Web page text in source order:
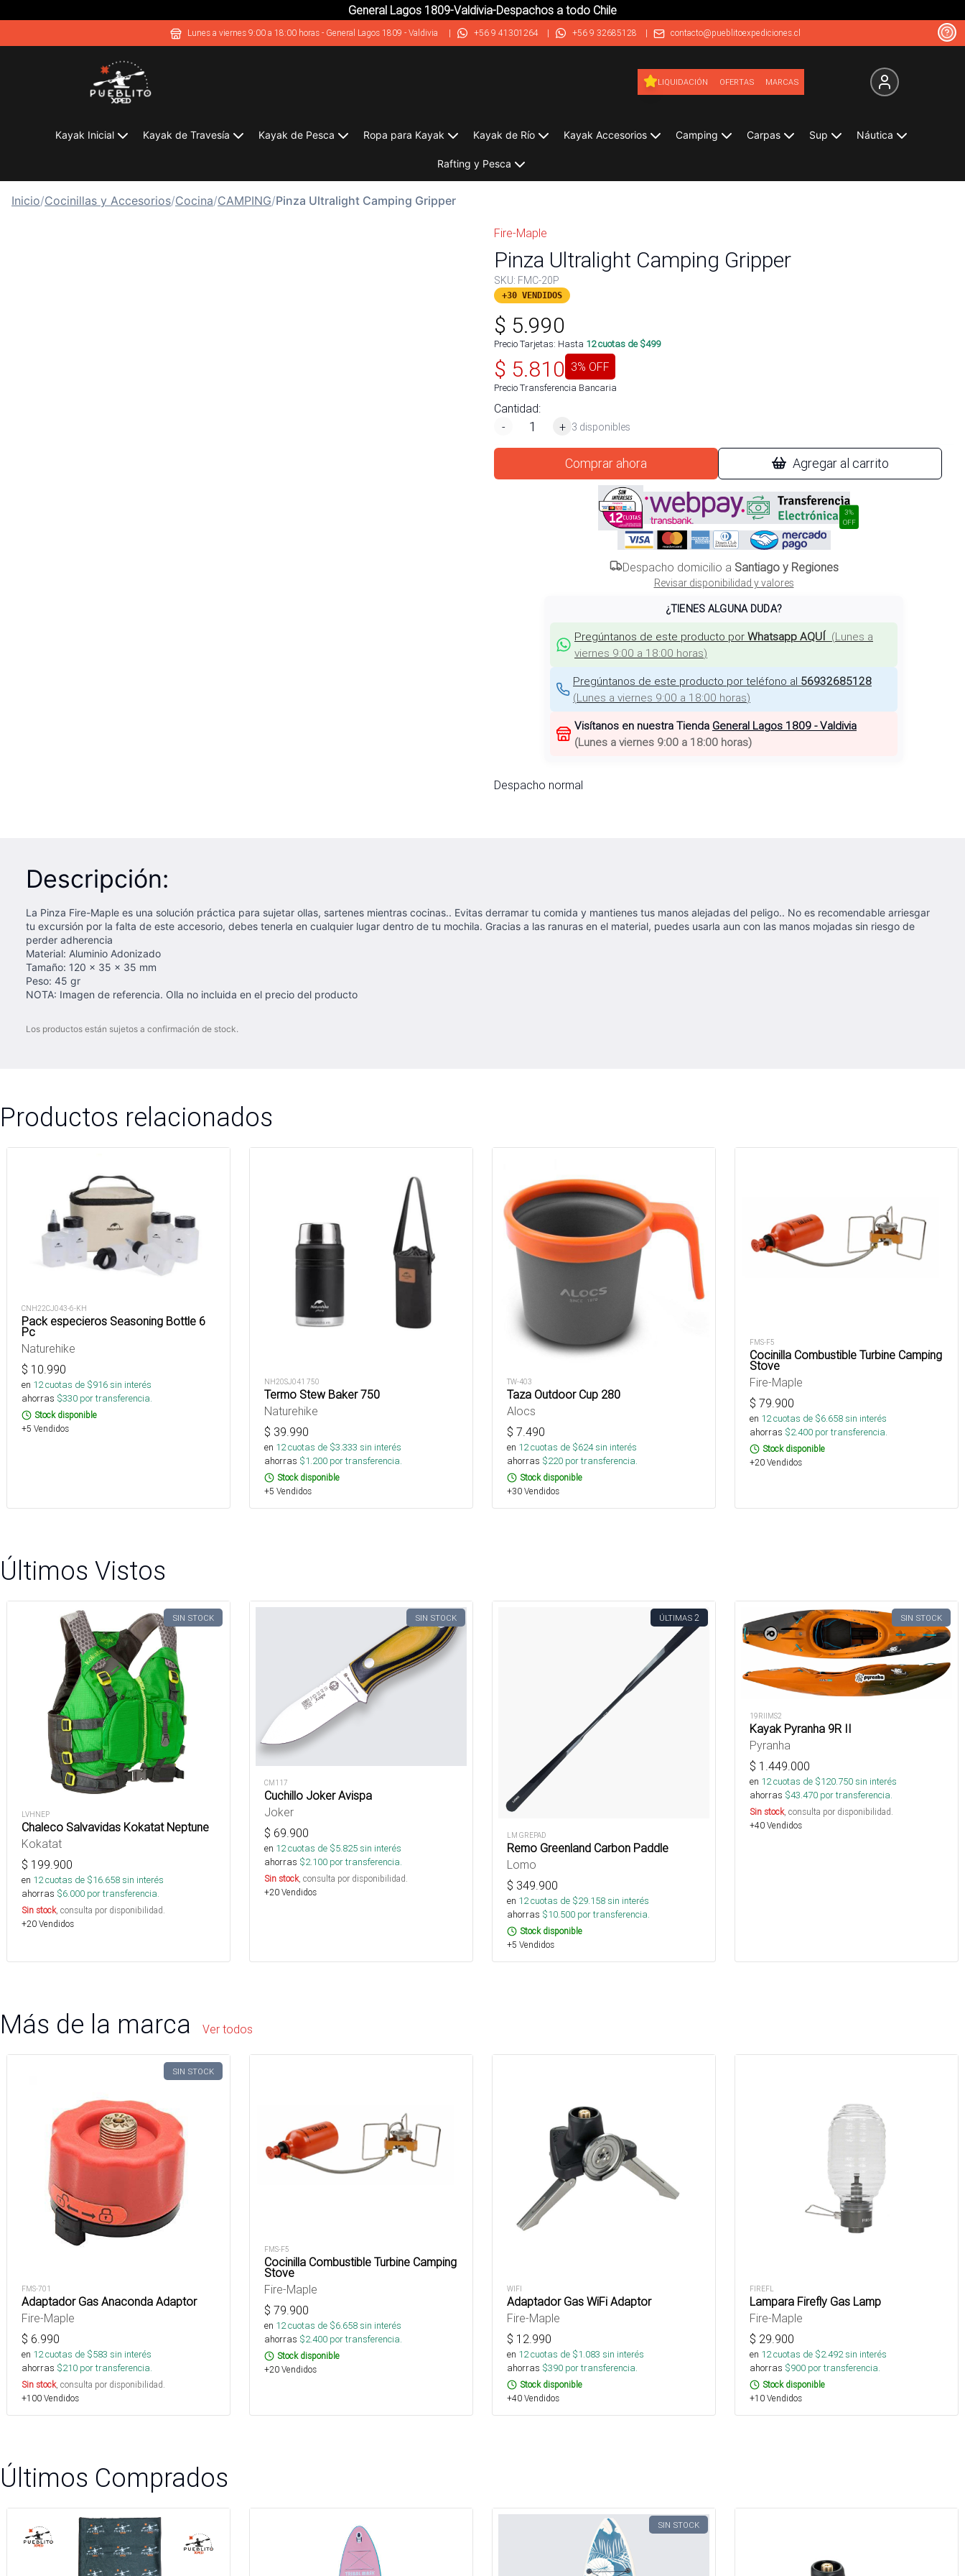
General Lagos 1809-Valdivia-Despachos a todo Chile
Lunes a viernes 9:00 a 18:00 horas - General Lagos 1809 - Valdivia | +56 9 41301264 | +56 9 32685128 | contacto@pueblitoexpediciones.cl
LIQUIDACIÓN OFERTAS MARCAS
Kayak Inicial Kayak de Travesía Kayak de Pesca Ropa para Kayak Kayak de Río Kayak Accesorios Camping Carpas Sup Náutica
Rafting y Pesca
Inicio/Cocinillas y Accesorios/Cocina/CAMPING/Pinza Ultralight Camping Gripper
Fire-Maple
Pinza Ultralight Camping Gripper
SKU: FMC-20P
+30 VENDIDOS
$ 5.990
Precio Tarjetas: Hasta 12cuotas de $499
$ 5.810 3% OFF
Precio Transferencia Bancaria
Cantidad:
-
+ 3 disponibles
Comprar ahora Agregar al carrito
3%
OFF
Despacho domicilio a Santiago y Regiones
Revisar disponibilidad y valores
¿TIENES ALGUNA DUDA?
Pregúntanos de este producto por Whatsapp AQUÍ (Lunes a
viernes 9:00 a 18:00 horas)
Pregúntanos de este producto por teléfono al 56932685128
(Lunes a viernes 9:00 a 18:00 horas)
Visítanos en nuestra Tienda General Lagos 1809 - Valdivia
(Lunes a viernes 9:00 a 18:00 horas)
Despacho normal
Descripción:
La Pinza Fire-Maple es una solución práctica para sujetar ollas, sartenes mientras cocinas.. Evitas derramar tu comida y mantienes tus manos alejadas del peligo.. No es recomendable arriesgar
tu excursión por la falta de este accesorio, debes tenerla en cualquier lugar dentro de tu mochila. Gracias a las ranuras en el material, puedes usarla aun con las manos mojadas sin riesgo de
perder adherencia
Material: Aluminio Adonizado
Tamaño: 120 x 35 x 35 mm
Peso: 45 gr
NOTA: Imagen de referencia. Olla no incluida en el precio del producto
Los productos están sujetos a confirmación de stock.
Productos relacionados
CNH22CJ043-6-KH
Pack especieros Seasoning Bottle 6
Pc
Naturehike
$ 10.990
en 12cuotas de $916sin interés
ahorras $330 por transferencia.
Stock disponible
+5 Vendidos
NH20SJ041 750
Termo Stew Baker 750
Naturehike
$ 39.990
en 12cuotas de $3.333 sin interés
ahorras $1.200 por transferencia.
Stock disponible
+5 Vendidos
TW-403
Taza Outdoor Cup 280
Alocs
$ 7.490
en 12cuotas de $624sin interés
ahorras $220 por transferencia.
Stock disponible
+30 Vendidos
FMS-F5
Cocinilla Combustible Turbine Camping
Stove
Fire-Maple
$ 79.900
en 12cuotas de $6.658sin interés
ahorras $2.400 por transferencia.
Stock disponible
+20 Vendidos
Últimos Vistos
SIN STOCK
LVHNEP
Chaleco Salvavidas Kokatat Neptune
Kokatat
$ 199.900
en 12cuotas de $16.658sin interés
ahorras $6.000 por transferencia.
Sin stock, consulta por disponibilidad.
+20 Vendidos
SIN STOCK
CM117
Cuchillo Joker Avispa
Joker
$ 69.900
en 12cuotas de $5.825sin interés
ahorras $2.100 por transferencia.
Sin stock, consulta por disponibilidad.
+20 Vendidos
ÚLTIMAS 2
LM GREPAD
Remo Greenland Carbon Paddle
Lomo
$ 349.900
en 12cuotas de $29.158sin interés
ahorras $10.500 por transferencia.
Stock disponible
+5 Vendidos
SIN STOCK
19RIIMS2
Kayak Pyranha 9R II
Pyranha
$ 1.449.000
en 12cuotas de $120.750sin interés
ahorras $43.470 por transferencia.
Sin stock, consulta por disponibilidad.
+40 Vendidos
Más de la marca Ver todos
SIN STOCK
FMS-701
Adaptador Gas Anaconda Adaptor
Fire-Maple
$ 6.990
en 12cuotas de $583 sin interés
ahorras $210 por transferencia.
Sin stock, consulta por disponibilidad.
+100 Vendidos
FMS-F5
Cocinilla Combustible Turbine Camping
Stove
Fire-Maple
$ 79.900
en 12cuotas de $6.658sin interés
ahorras $2.400 por transferencia.
Stock disponible
+20 Vendidos
WIFI
Adaptador Gas WiFi Adaptor
Fire-Maple
$ 12.990
en 12cuotas de $1.083 sin interés
ahorras $390 por transferencia.
Stock disponible
+40 Vendidos
FIREFL
Lampara Firefly Gas Lamp
Fire-Maple
$ 29.900
en 12cuotas de $2.492sin interés
ahorras $900 por transferencia.
Stock disponible
+10 Vendidos
Últimos Comprados
SIN STOCK